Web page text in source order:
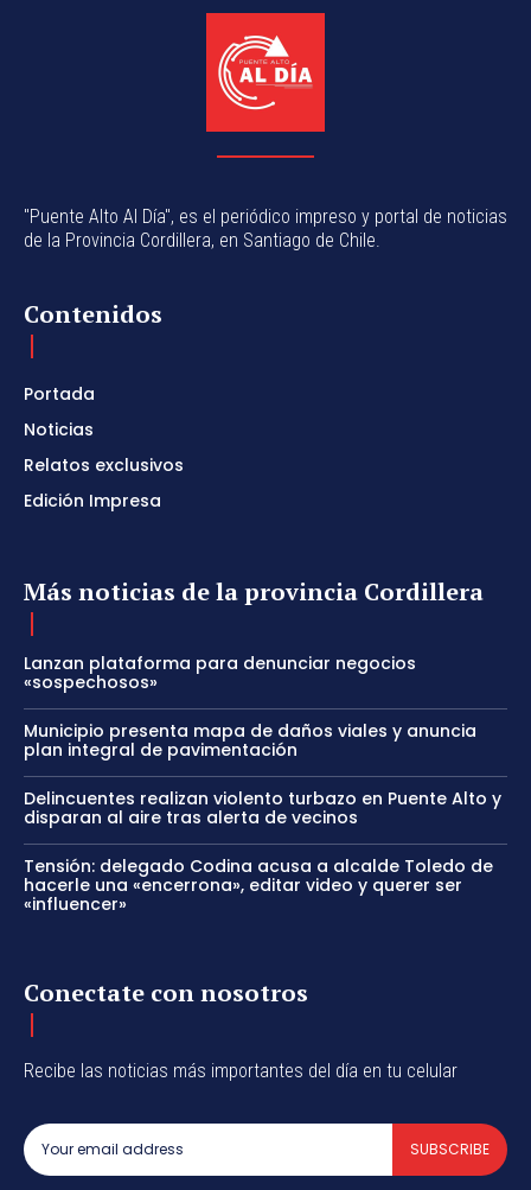
"Puente Alto Al Día", es el periódico impreso y portal de noticias
de la Provincia Cordillera, en Santiago de Chile.
Contenidos
Portada
Noticias
Relatos exclusivos
Edición Impresa
Más noticias de la provincia Cordillera
Lanzan plataforma para denunciar negocios
«sospechosos»
Municipio presenta mapa de daños viales y anuncia
plan integral de pavimentación
Delincuentes realizan violento turbazo en Puente Alto y
disparan al aire tras alerta de vecinos
Tensión: delegado Codina acusa a alcalde Toledo de
hacerle una «encerrona», editar video y querer ser
«influencer»
Conectate con nosotros
Recibe las noticias más importantes del día en tu celular
SUBSCRIBE